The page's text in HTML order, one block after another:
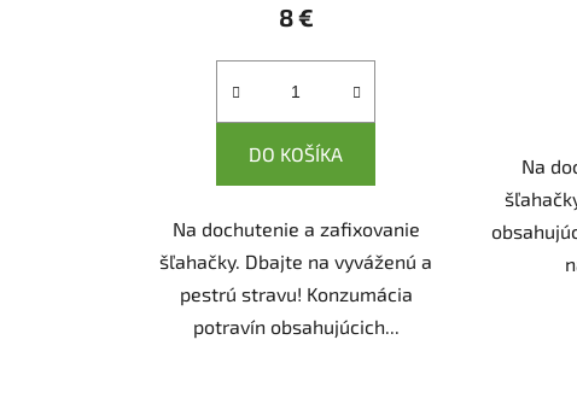
8 €
DO KOŠÍKA
Na dochutenie a zafixovanie
šľahačky. Dbajte na vyváženú a
pestrú stravu! Konzumácia
potravín obsahujúcich...
Na